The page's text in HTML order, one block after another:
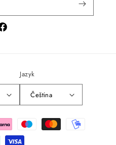
Jazyk
Čeština